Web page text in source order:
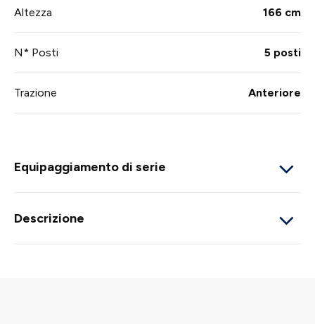
Altezza 166 cm
N* Posti 5 posti
Trazione Anteriore
Equipaggiamento di serie
Descrizione